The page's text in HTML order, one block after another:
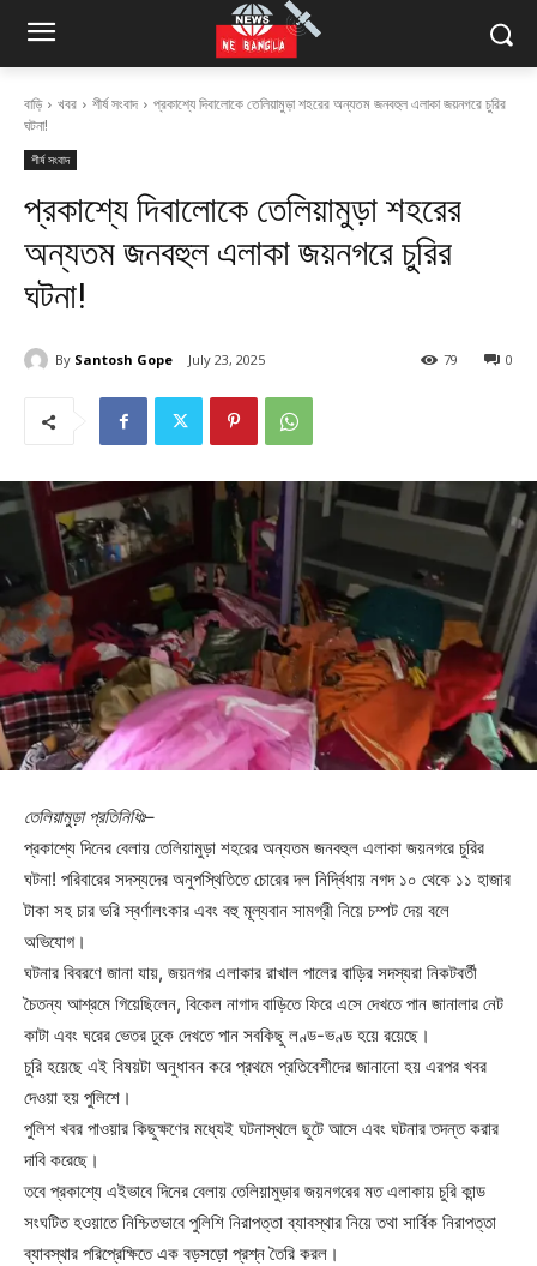
বাড়ি খবর শীর্ষ সংবাদ
প্রকাশ্যে দিবালোকে তেলিয়ামুড়া শহরের অন্যতম জনবহুল এলাকা জয়নগরে চুরির
ঘটনা!
শীর্ষ সংবাদ
প্রকাশ্যে দিবালোকে তেলিয়ামুড়া শহরের
অন্যতম জনবহুল এলাকা জয়নগরে চুরির
ঘটনা!
By Santosh Gope July 23, 2025 0
79
তেলিয়ামুড়া প্রতিনিধিঃ–
প্রকাশ্যে দিনের বেলায় তেলিয়ামুড়া শহরের অন্যতম জনবহুল এলাকা জয়নগরে চুরির
ঘটনা! পরিবারের সদস্যদের অনুপস্থিতিতে চোরের দল নির্দ্বিধায় নগদ ১০ থেকে ১১ হাজার
টাকা সহ চার ভরি স্বর্ণালংকার এবং বহু মূল্যবান সামগ্রী নিয়ে চম্পট দেয় বলে
অভিযোগ।
ঘটনার বিবরণে জানা যায়, জয়নগর এলাকার রাখাল পালের বাড়ির সদস্যরা নিকটবর্তী
চৈতন্য আশ্রমে গিয়েছিলেন, বিকেল নাগাদ বাড়িতে ফিরে এসে দেখতে পান জানালার নেট
কাটা এবং ঘরের ভেতর ঢুকে দেখতে পান সবকিছু লণ্ড-ভণ্ড হয়ে রয়েছে।
চুরি হয়েছে এই বিষয়টা অনুধাবন করে প্রথমে প্রতিবেশীদের জানানো হয় এরপর খবর
দেওয়া হয় পুলিশে।
পুলিশ খবর পাওয়ার কিছুক্ষণের মধ্যেই ঘটনাস্থলে ছুটে আসে এবং ঘটনার তদন্ত করার
দাবি করেছে।
তবে প্রকাশ্যে এইভাবে দিনের বেলায় তেলিয়ামুড়ার জয়নগরের মত এলাকায় চুরি কান্ড
সংঘটিত হওয়াতে নিশ্চিতভাবে পুলিশি নিরাপত্তা ব্যাবস্থার নিয়ে তথা সার্বিক নিরাপত্তা
ব্যাবস্থার পরিপ্রেক্ষিতে এক বড়সড়ো প্রশ্ন তৈরি করল।